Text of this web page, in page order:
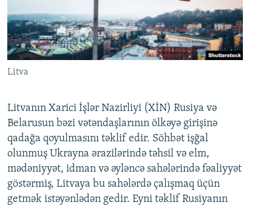
Litva
Litvanın Xarici İşlər Nazirliyi (XİN) Rusiya və
Belarusun bəzi vətəndaşlarının ölkəyə girişinə
qadağa qoyulmasını təklif edir. Söhbət işğal
olunmuş Ukrayna ərazilərində təhsil və elm,
mədəniyyət, idman və əyləncə sahələrində fəaliyyət
göstərmiş, Litvaya bu sahələrdə çalışmaq üçün
getmək istəyənlədən gedir. Eyni təklif Rusiyanın